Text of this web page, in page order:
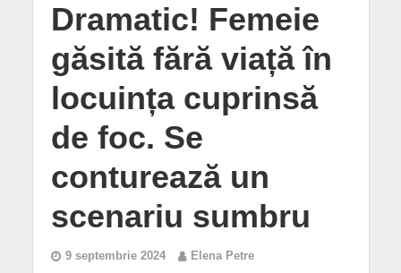
Dramatic! Femeie
găsită fără viață în
locuința cuprinsă
de foc. Se
conturează un
scenariu sumbru
9 septembrie 2024
Elena Petre